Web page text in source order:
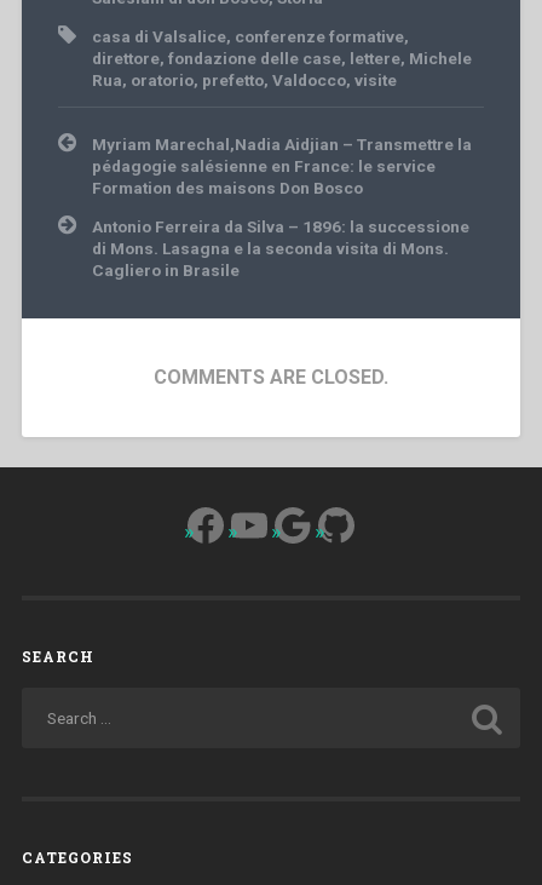
casa di Valsalice, conferenze formative,
direttore, fondazione delle case, lettere, Michele
Rua, oratorio, prefetto, Valdocco, visite
Post
navigation
Myriam Marechal,Nadia Aidjian – Transmettre la
pédagogie salésienne en France: le service
Formation des maisons Don Bosco
Antonio Ferreira da Silva – 1896: la successione
di Mons. Lasagna e la seconda visita di Mons.
Cagliero in Brasile
COMMENTS ARE CLOSED.
Facebook
YouTube
Google
GitHub
SEARCH
CATEGORIES